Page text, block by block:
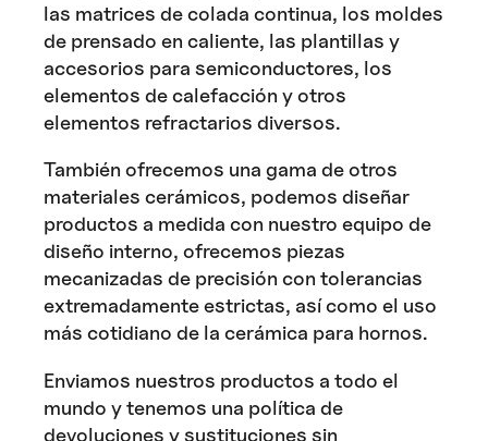
las matrices de colada continua, los moldes
de prensado en caliente, las plantillas y
accesorios para semiconductores, los
elementos de calefacción y otros
elementos refractarios diversos.
También ofrecemos una gama de otros
materiales cerámicos, podemos diseñar
productos a medida con nuestro equipo de
diseño interno, ofrecemos piezas
mecanizadas de precisión con tolerancias
extremadamente estrictas, así como el uso
más cotidiano de la cerámica para hornos.
Enviamos nuestros productos a todo el
mundo y tenemos una política de
devoluciones y sustituciones sin